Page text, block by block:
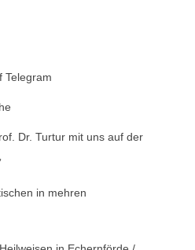
Telegram
Dr. Turtur mit uns auf der
in mehren